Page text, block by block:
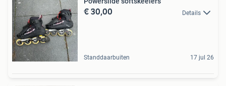
€ 30,00 Details
Standdaarbuiten 17 jul 26